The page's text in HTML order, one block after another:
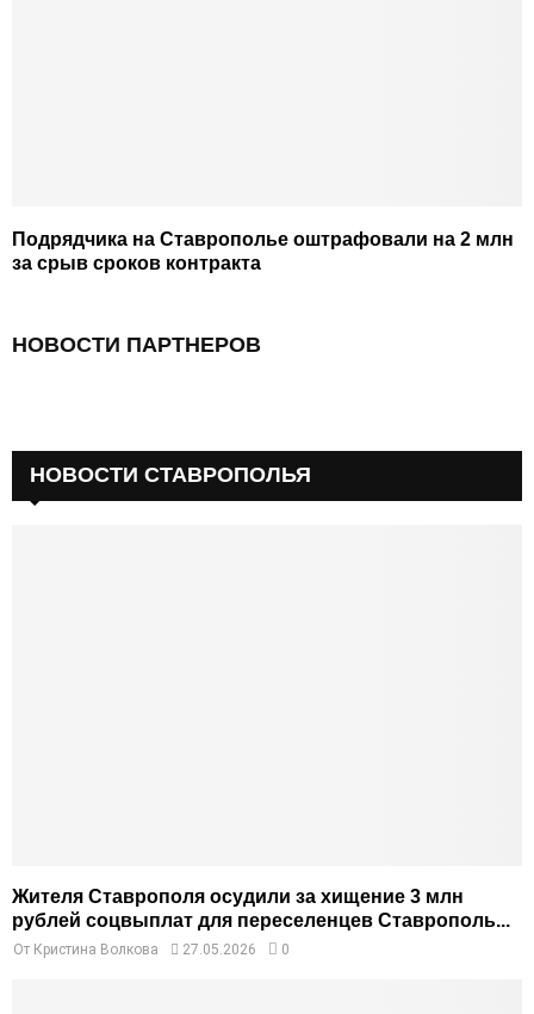
Подрядчика на Ставрополье оштрафовали на 2 млн
за срыв сроков контракта
НОВОСТИ ПАРТНЕРОВ
НОВОСТИ СТАВРОПОЛЬЯ
Жителя Ставрополя осудили за хищение 3 млн
рублей соцвыплат для переселенцев Ставрополь...
От Кристина Волкова 27.05.2026 0